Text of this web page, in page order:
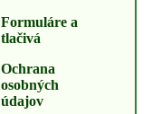
Formuláre a
tlačivá
Ochrana
osobných
údajov